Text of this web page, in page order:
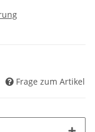
Frage zum Artikel